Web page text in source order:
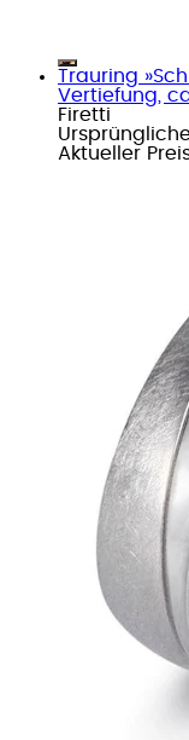
Trauring
Vertiefung,
Firetti
Aktueller